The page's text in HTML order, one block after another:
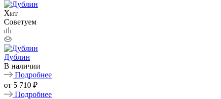
Хит
Советуем
Дублин
В наличии
Подробнее
от 5 710 ₽
Подробнее